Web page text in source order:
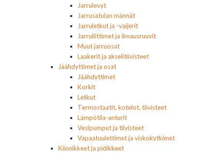
Jarrulevyt
Jarrusatulan männät
Jarruletkut ja -vaijerit
Jarruliittimet ja ilmausruuvit
Muut jarruosat
Laakerit ja akselitiivisteet
Jäähdyttimet ja osat
Jäähdyttimet
Korkit
Letkut
Termostaatit, kotelot, tiivisteet
Lämpötila-anturit
Vesipumput ja tiivisteet
Vapaatuulettimet ja viskokytkimet
Kiinnikkeet ja pidikkeet